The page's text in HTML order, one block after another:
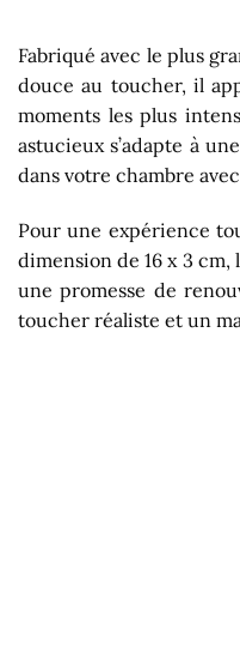
Fabriqué avec le plus
douce au toucher, il
moments les plus
astucieux s’adapte à
dans votre chambre
Pour une expérience
dimension de 16 x 3
une promesse de
toucher réaliste et un